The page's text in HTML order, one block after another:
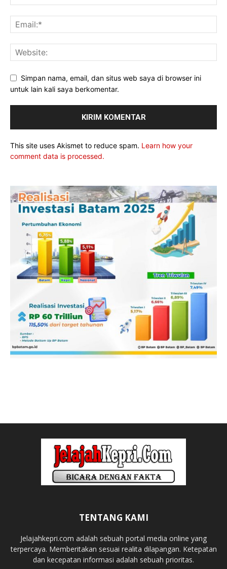
Simpan nama, email, dan situs web saya di browser ini
untuk lain kali saya berkomentar.
This site uses Akismet to reduce spam. Learn how your
comment data is processed.
TENTANG KAMI
Jelajahkepri.com adalah sebuah portal media online yang
terpercaya. Memberitakan sesuai realita dilapangan. Ketepatan
dan kecepatan informasi adalah sebuah prioritas.